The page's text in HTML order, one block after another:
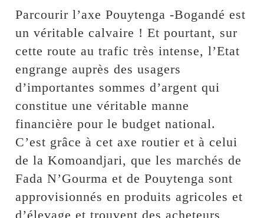
Parcourir l’axe Pouytenga -Bogandé est
un véritable calvaire ! Et pourtant, sur
cette route au trafic très intense, l’Etat
engrange auprès des usagers
d’importantes sommes d’argent qui
constitue une véritable manne
financière pour le budget national.
C’est grâce à cet axe routier et à celui
de la Komoandjari, que les marchés de
Fada N’Gourma et de Pouytenga sont
approvisionnés en produits agricoles et
d’élevage et trouvent des acheteurs